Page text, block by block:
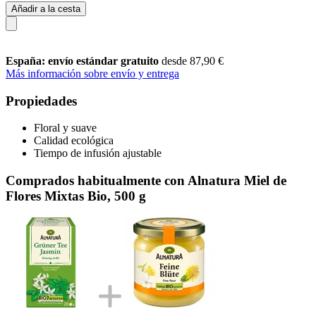
Añadir a la cesta
España: envío estándar gratuito desde 87,90 €
Más información sobre envío y entrega
Propiedades
Floral y suave
Calidad ecológica
Tiempo de infusión ajustable
Comprados habitualmente con Alnatura Miel de
Flores Mixtas Bio, 500 g